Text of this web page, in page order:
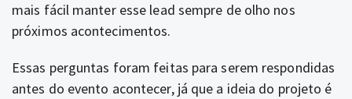
mais fácil manter esse lead sempre de olho nos
próximos acontecimentos.
Essas perguntas foram feitas para serem respondidas
antes do evento acontecer, já que a ideia do projeto é